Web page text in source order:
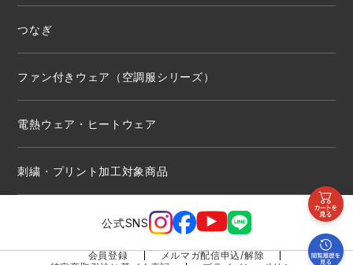
つなぎ
ファン付きウェア（空調服シリーズ）
電熱ウェア・ヒートウェア
刺繍・プリント加工対象商品
公式SNS
会員登録
メルマガ配信申込/解除